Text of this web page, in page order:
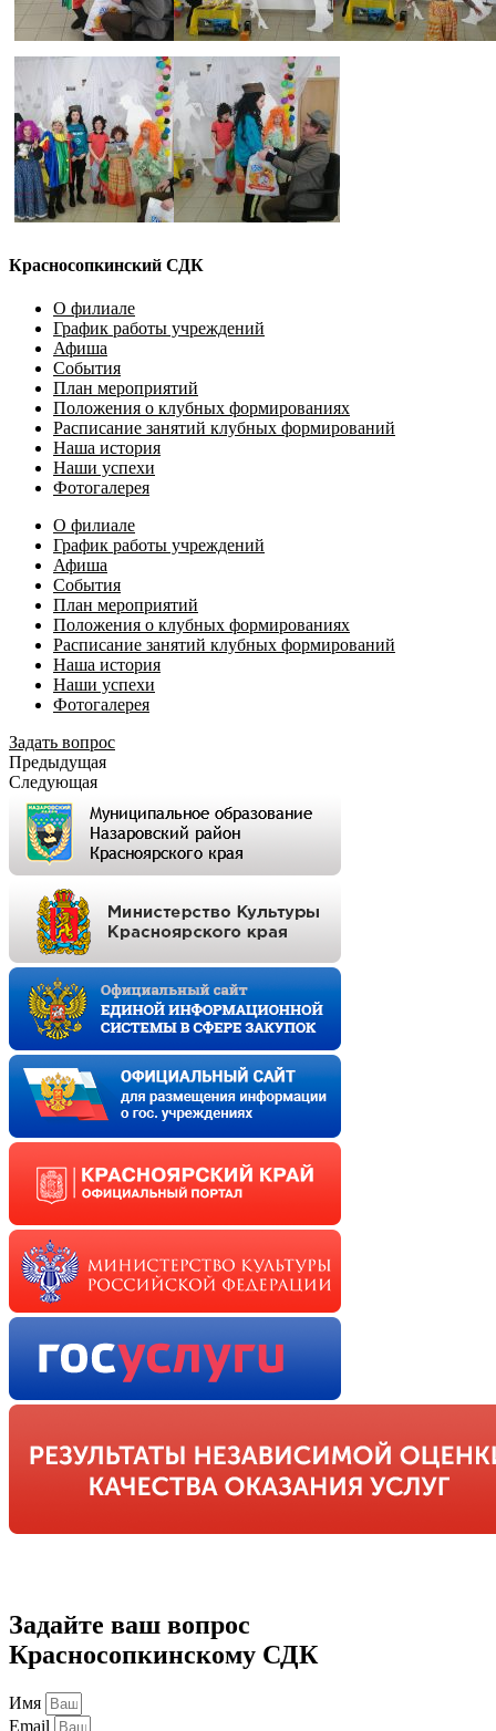
Красносопкинский СДК
О филиале
График работы учреждений
Афиша
События
План мероприятий
Положения о клубных формированиях
Расписание занятий клубных формирований
Наша история
Наши успехи
Фотогалерея
О филиале
График работы учреждений
Афиша
События
План мероприятий
Положения о клубных формированиях
Расписание занятий клубных формирований
Наша история
Наши успехи
Фотогалерея
Задать вопрос
Предыдущая
Следующая
Задайте ваш вопрос
Красносопкинскому СДК
Имя
Email